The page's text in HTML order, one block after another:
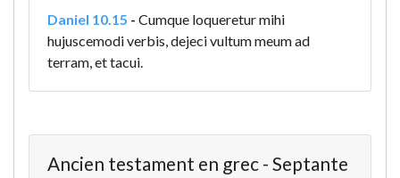
Daniel 10.15 - Cumque loqueretur mihi
hujuscemodi verbis, dejeci vultum meum ad
terram, et tacui.
Ancien testament en grec - Septante